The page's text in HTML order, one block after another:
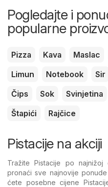
Pogledajte i
popularne
Pizza Kava Maslac
Limun
Notebook Sir
Čips
Sok Svinjetina
Štapići
Rajčice
Pistacije na akciji
Tražite Pistacije po najnižoj
pronaći sve najnovije
ćete posebne cijene